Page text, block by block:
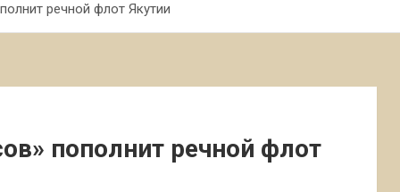
речной флот Якутии
пополнит речной флот